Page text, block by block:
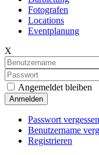
Fotografen
Locations
Eventplanung
X
Angemeldet bleiben
Anmelden
Passwort
Benutzername
Registrieren